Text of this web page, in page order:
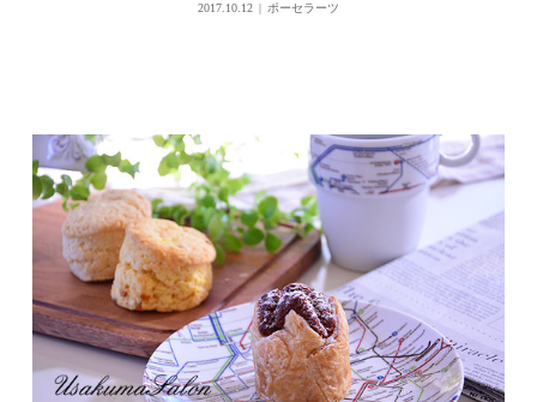
2017.10.12 ポーセラーツ